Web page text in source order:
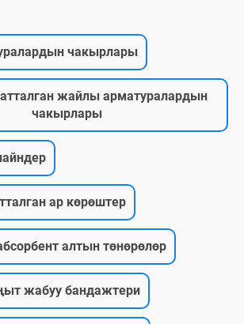
чакырлары
жайлы арматуралардын
чакырлары
ар көрөштер
алтын төнөрөлөр
жабуу бандажтери